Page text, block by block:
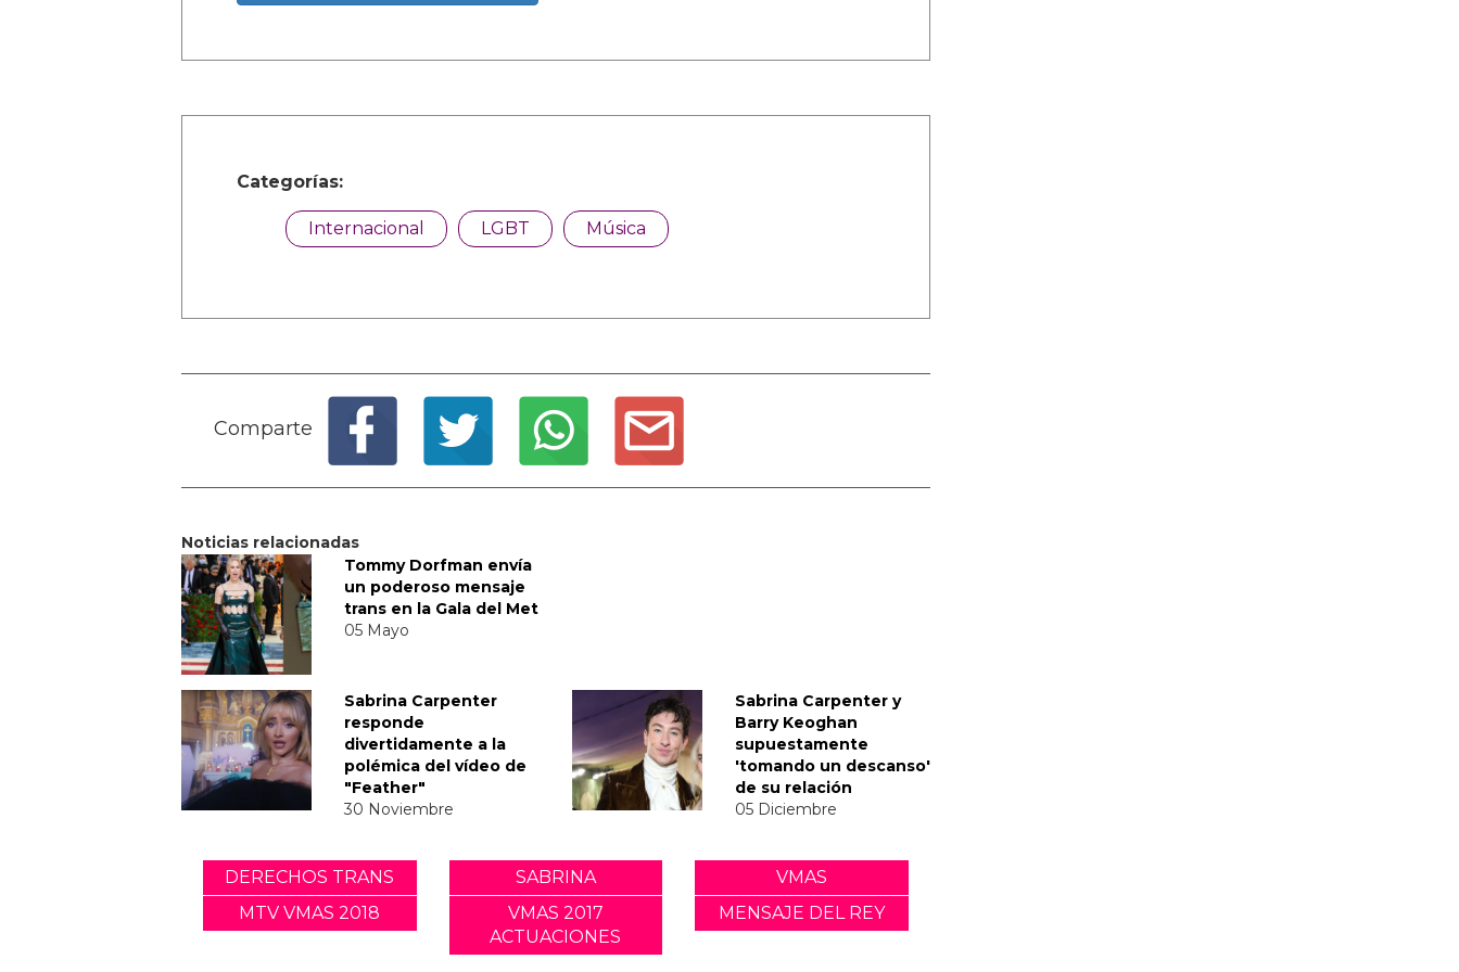
Categorías:
Internacional LGBT Música
Comparte
Noticias relacionadas
Tommy Dorfman envía
un poderoso mensaje
trans en la Gala del Met
05 Mayo
Sabrina Carpenter
responde
divertidamente a la
polémica del vídeo de
"Feather"
30 Noviembre
Sabrina Carpenter y
Barry Keoghan
supuestamente
'tomando un descanso'
de su relación
05 Diciembre
DERECHOS TRANS SABRINA
VMAS
MTV VMAS 2018
VMAS 2017
ACTUACIONES
MENSAJE DEL REY